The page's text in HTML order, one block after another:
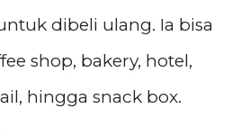
dibeli ulang. Ia bisa
shop, bakery, hotel,
hingga snack box.